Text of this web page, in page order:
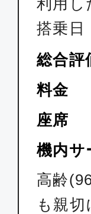
利用し
搭乗日
総合評
料金
座席
機内サ
高齢
も親